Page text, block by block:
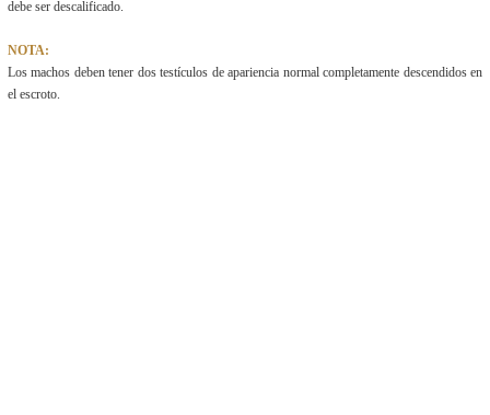
debe ser descalificado.
NOTA:
Los machos deben tener dos testículos de apariencia normal completamente descendidos en
el escroto.